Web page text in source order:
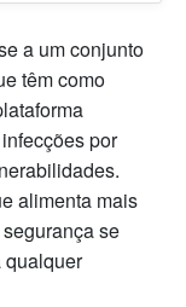
a um conjunto
têm como
por
alimenta mais
se
qualquer